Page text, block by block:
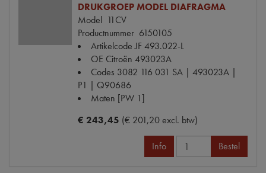
DRUKGROEP MODEL DIAFRAGMA
Model 11CV
Productnummer 6150105
Artikelcode JF493.022-L
OE Citroën 493023A
Codes 3082 116 031 SA | 493023A |
P1 | Q90686
Maten [PW 1]
€ 243,45 (€ 201,20 excl. btw)
Info Bestel